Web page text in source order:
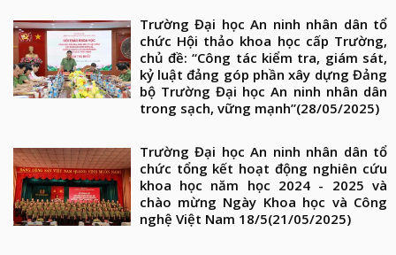
Trường Đại học An ninh nhân dân tổ
chức Hội thảo khoa học cấp Trường,
chủ đề: “Công tác kiểm tra, giám sát,
kỷ luật đảng góp phần xây dựng Đảng
bộ Trường Đại học An ninh nhân dân
trong sạch, vững mạnh”(28/05/2025)
Trường Đại học An ninh nhân dân tổ
chức tổng kết hoạt động nghiên cứu
khoa học năm học 2024 - 2025 và
chào mừng Ngày Khoa học và Công
nghệ Việt Nam 18/5(21/05/2025)